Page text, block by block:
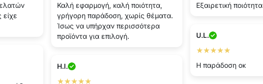
Καλή εφαρμογή, καλή ποιότητα,
γρήγορη παράδοση, χωρίς θέματα.
Ίσως να υπήρχαν περισσότερα
προϊόντα για επιλογή.
Εξαιρετική ποιότητα
U.L.
★★★★★
Η παράδοση οκ
H.I.
★★★★★